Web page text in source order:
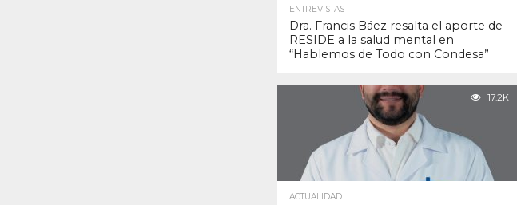
ENTREVISTAS
Dra. Francis Báez resalta el aporte de
RESIDE a la salud mental en
“Hablemos de Todo con Condesa”
17.2K
ACTUALIDAD